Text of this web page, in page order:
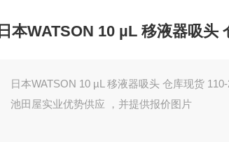
日本WATSON 10 µL 移液器吸头
日本WATSON 10 µL 移液器吸头 仓库现货
池田屋实业优势供应 ，并提供报价图片